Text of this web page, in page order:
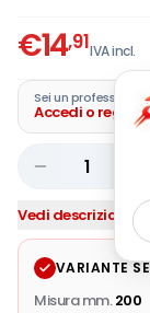
€14,91IVA incl.
Sei un
Accedi o
1
Vedi descrizione
VARIANTE
Misura mm. 200